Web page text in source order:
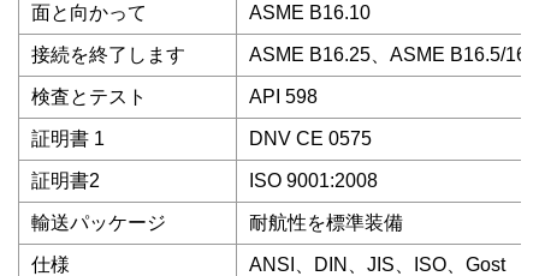
面と向かって ASME B16.10
接続を終了します ASME B16.25、ASME B16.5/
検査とテスト API 598
証明書 1 DNV CE 0575
証明書2 ISO 9001:2008
輸送パッケージ 耐航性を標準装備
仕様 ANSI、DIN、JIS、ISO、Gost